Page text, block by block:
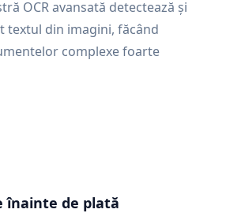
OCR avansată detectează și
textul din imagini, făcând
complexe foarte
înainte de plată